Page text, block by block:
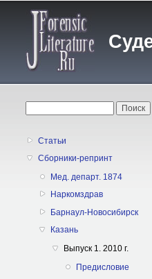
Статьи
Сборники-репринт
Мед. департ. 1874
Наркомздрав
Барнаул-Новосибирск
Казань
Выпуск 1. 2010 г.
Предисловие